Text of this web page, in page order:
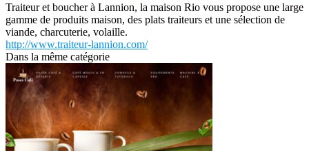
Traiteur et boucher à Lannion, la maison Rio vous propose une large
gamme de produits maison, des plats traiteurs et une sélection de
viande, charcuterie, volaille.
http://www.traiteur-lannion.com/
Dans la même catégorie